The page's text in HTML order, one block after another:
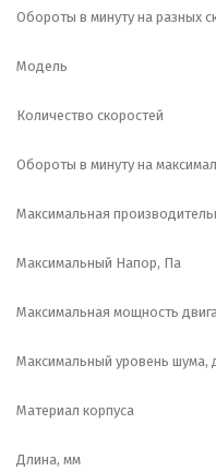
Обороты в минуту на разных
Модель
Количество скоростей
Обороты в минуту на
Максимальная
Максимальный Напор, Па
Максимальная мощность
Максимальный уровень шума,
Материал корпуса
Длина, мм